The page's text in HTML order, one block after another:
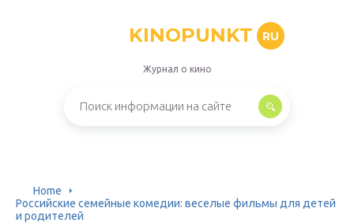
KINOPUNKT RU
Журнал о кино
Home
Российские семейные комедии: веселые фильмы для детей
и родителей